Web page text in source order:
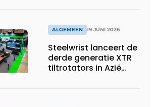
ALGEMEEN 19 JUNI 2026
Steelwrist lanceert de
derde generatie XTR
tiltrotators in Azië